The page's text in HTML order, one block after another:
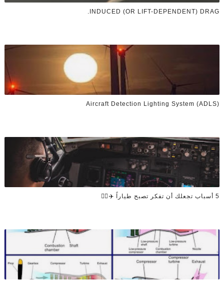
INDUCED (OR LIFT-DEPENDENT) DRAG.
Aircraft Detection Lighting System (ADLS)
5 أسباب تجعلك أن تفكر تصبح طياراً ✈️👨‍✈️